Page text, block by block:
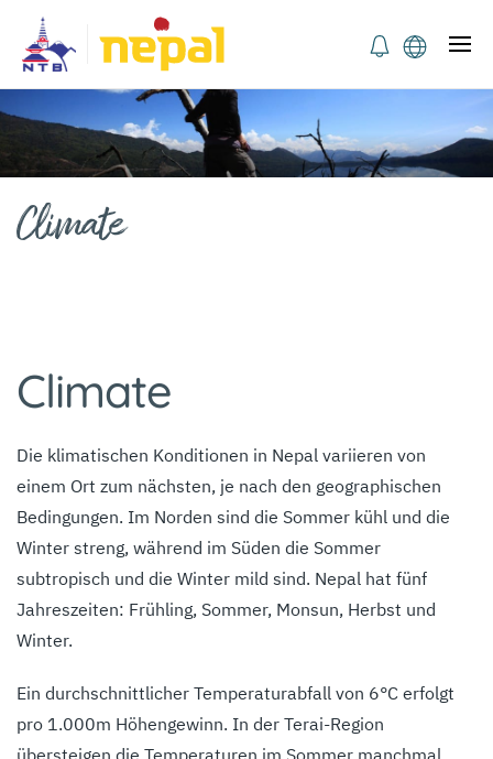
Climate
Climate
Die klimatischen Konditionen in Nepal variieren von
einem Ort zum nächsten, je nach den geographischen
Bedingungen. Im Norden sind die Sommer kühl und die
Winter streng, während im Süden die Sommer
subtropisch und die Winter mild sind. Nepal hat fünf
Jahreszeiten: Frühling, Sommer, Monsun, Herbst und
Winter.
Ein durchschnittlicher Temperaturabfall von 6°C erfolgt
pro 1.000m Höhengewinn. In der Terai-Region
übersteigen die Temperaturen im Sommer manchmal